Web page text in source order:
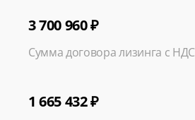
3 700 960 ₽
Сумма договора лизинга с НДС
1 665 432 ₽